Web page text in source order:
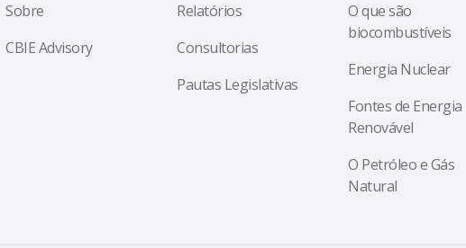
Sobre
CBIE Advisory
Relatórios
Consultorias
Pautas Legislativas
O que são
biocombustíveis
Energia Nuclear
Fontes de Energia
Renovável
O Petróleo e Gás
Natural